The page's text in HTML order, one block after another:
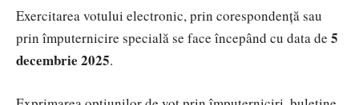
Exercitarea votului electronic, prin corespondență sau
prin împuternicire specială se face începând cu data de 5
decembrie 2025.